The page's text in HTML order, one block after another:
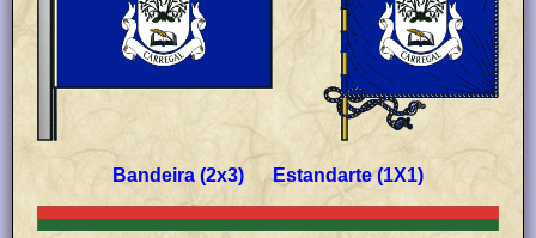
Bandeira (2x3) Estandarte (1X1)